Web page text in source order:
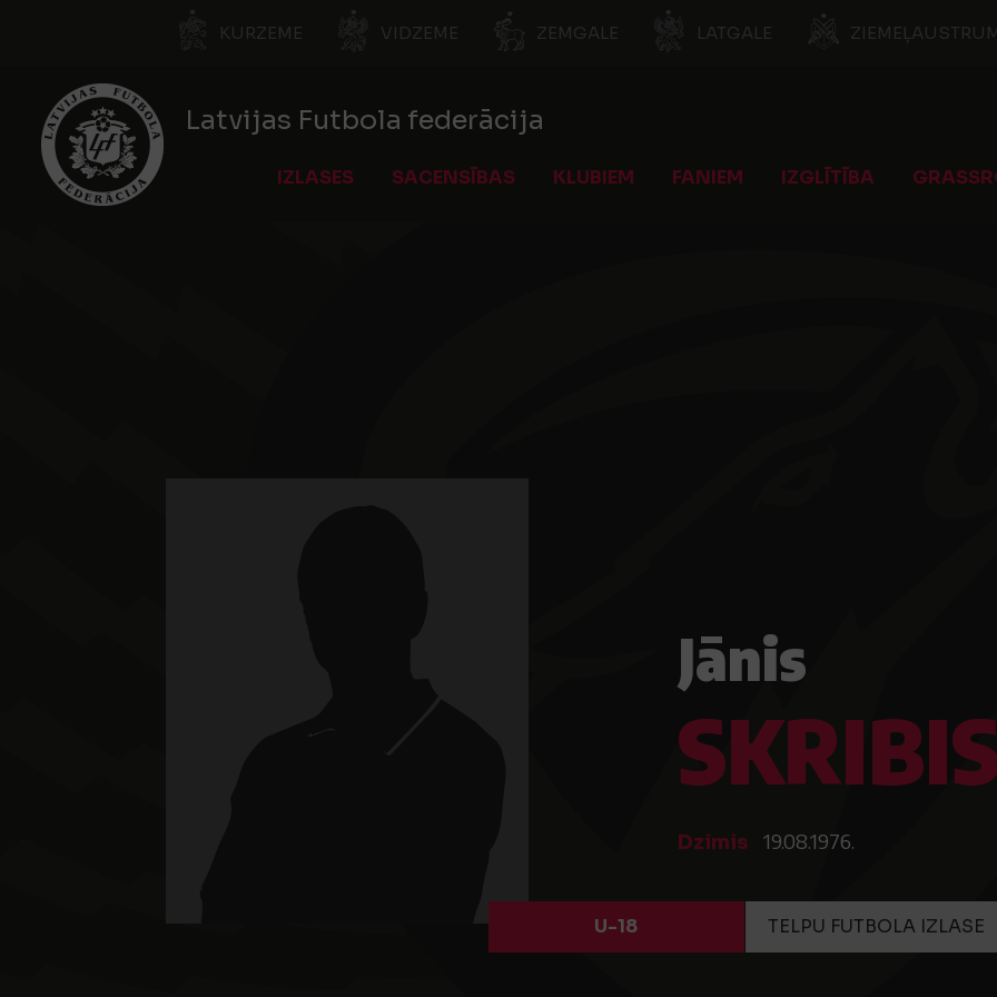
KURZEME VIDZEME ZEMGALE LATGALE
Latvijas Futbola federācija
IZLASES SACENSĪBAS KLUBIEM FANIEM IZGLĪTĪBA
Jānis
Dzimis 19.08.1976.
U-18 TELPU FUTBOLA IZLASE